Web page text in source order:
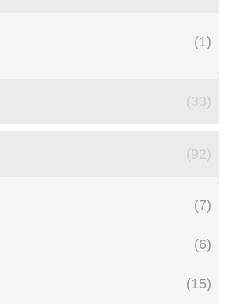
(1)
(33)
(92)
(7)
(6)
(15)